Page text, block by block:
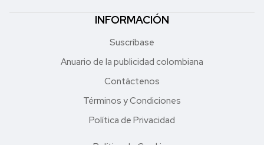
INFORMACIÓN
Suscríbase
Anuario de la publicidad colombiana
Contáctenos
Términos y Condiciones
Política de Privacidad